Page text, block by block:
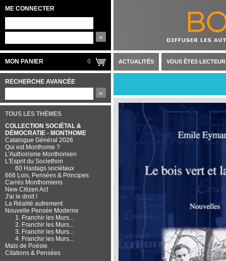
ME CONNECTER
»
MON PANIER 0
RECHERCHE AVANCÉE
»
TOUS LES THÈMES
COLLECTION SOCIÉTAL &
DÉMOCRATIE - MONTHOME
Catalogue Général 2026
Qui est Monthome ?
L'Authorisme Monthomien
L'Esprit du Societhon
60 Hastags sociétaux
666 Lois, Pensées & Principes
Carrés Monthomiens
New Citizen Act
J'ai le droit !
La Réalité autrement
Nouvelle Pensée Moderne
1. Franchir les Murs...
2. Franchir les Murs...
3. Franchir les Murs...
4. Franchir les Murs...
Mals de Poésie
Citations & Pensées
ACTUALITÉS VOUS ÊTES LECTEUR